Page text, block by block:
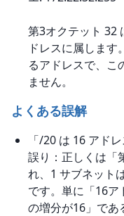
第3オクテット 32
ドレスに属しま
るアドレスで、こ
ません。
よくある誤解
「/20 は 16 アド
誤り：正しくは「
れ、1 サブネット
です。単に「16ア
の増分が16」であ